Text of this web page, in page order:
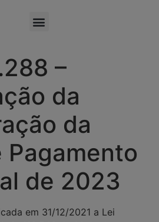
–
da
da
Pagamento
de 2023
em 31/12/2021 a Lei